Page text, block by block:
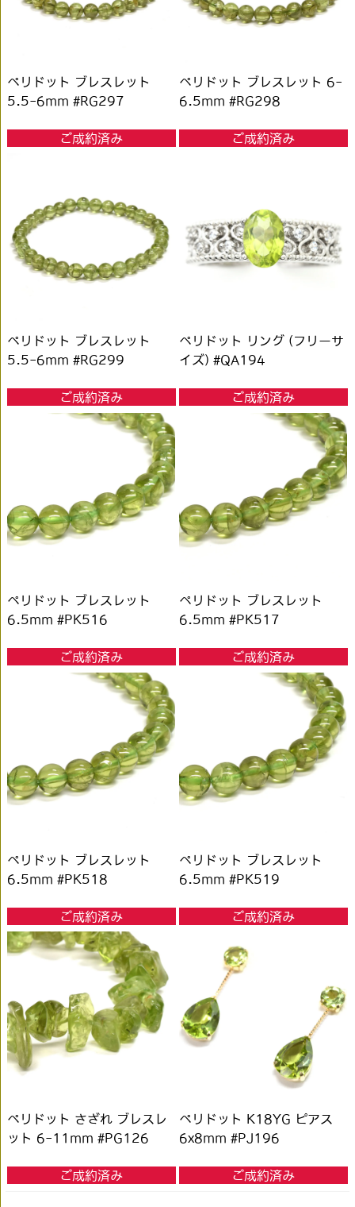
ペリドット ブレスレット
5.5-6mm #RG297
ご成約済み
ペリドット ブレスレット 6-
6.5mm #RG298
ご成約済み
ペリドット ブレスレット
5.5-6mm #RG299
ご成約済み
ペリドット リング (フリーサ
イズ) #QA194
ご成約済み
ペリドット ブレスレット
6.5mm #PK516
ご成約済み
ペリドット ブレスレット
6.5mm #PK517
ご成約済み
ペリドット ブレスレット
6.5mm #PK518
ご成約済み
ペリドット ブレスレット
6.5mm #PK519
ご成約済み
ペリドット さざれ ブレスレ
ット 6-11mm #PG126
ご成約済み
ペリドット K18YG ピアス
6x8mm #PJ196
ご成約済み